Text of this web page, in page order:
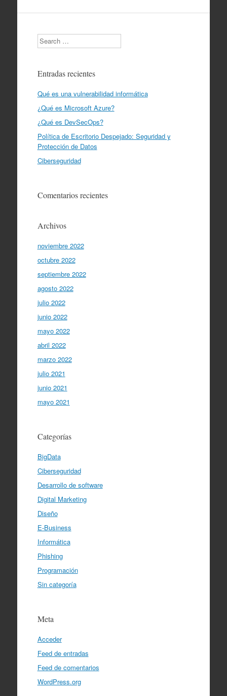
Search
Entradas recientes
Qué es una vulnerabilidad informática
¿Qué es Microsoft Azure?
¿Qué es DevSecOps?
Política de Escritorio Despejado: Seguridad y
Protección de Datos
Ciberseguridad
Comentarios recientes
Archivos
noviembre 2022
octubre 2022
septiembre 2022
agosto 2022
julio 2022
junio 2022
mayo 2022
abril 2022
marzo 2022
julio 2021
junio 2021
mayo 2021
Categorías
BigData
Ciberseguridad
Desarrollo de software
Digital Marketing
Diseño
E-Business
Informática
Phishing
Programación
Sin categoría
Meta
Acceder
Feed de entradas
Feed de comentarios
WordPress.org